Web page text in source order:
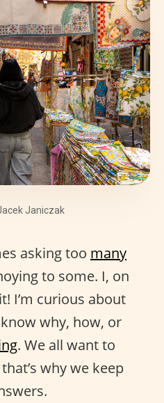
Janiczak
asking too many
to some. I, on
I’m curious about
why, how, or
. We all want to
why we keep